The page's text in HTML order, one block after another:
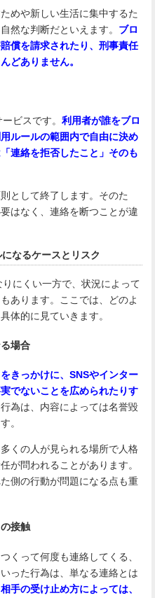
めや新しい生活に集中するた
然な判断だといえます。 ブロ
償を請求されたり、刑事責任
どありません。
ビスです。 利用者が誰をブロ
ルールの範囲内で自由に決め
連絡を拒否したこと」そのも
として終了します。そのた
はなく、連絡を断つことが違
なるケースとリスク
にくい一方で、状況によって
あります。ここでは、どのよ
体的に見ていきます。
場合
きっかけに、SNSやインター
でないことを広められたりす
為は、内容によっては名誉毀
。
くの人が見られる場所で人格
が問われることがあります。
側の行動が問題になる点も重
接触
くって何度も連絡してくる、
った行為は、単なる連絡とは
手の受け止め方によっては、